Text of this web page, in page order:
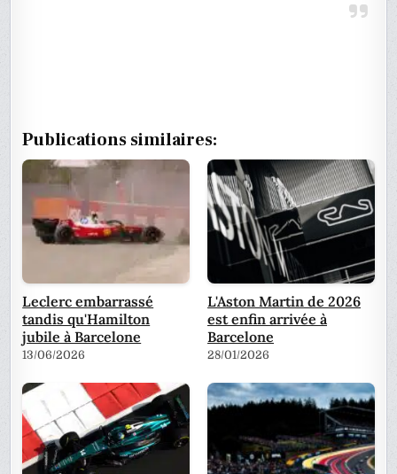
Publications similaires:
Leclerc embarrassé
tandis qu'Hamilton
jubile à Barcelone
13/06/2026
L'Aston Martin de 2026
est enfin arrivée à
Barcelone
28/01/2026